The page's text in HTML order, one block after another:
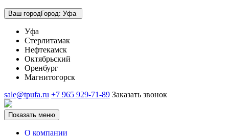
Ваш городГород: Уфа
Уфа
Стерлитамак
Нефтекамск
Октябрьский
Оренбург
Магнитогорск
sale@tpufa.ru +7 965 929-71-89 Заказать звонок
Показать меню
О компании